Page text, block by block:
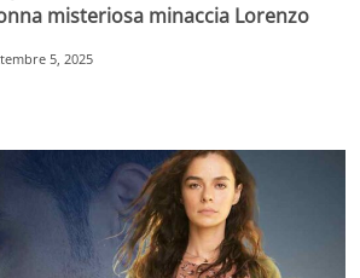
misteriosa minaccia Lorenzo
5, 2025